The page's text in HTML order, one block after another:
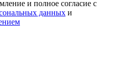
и полное согласие с
данных и